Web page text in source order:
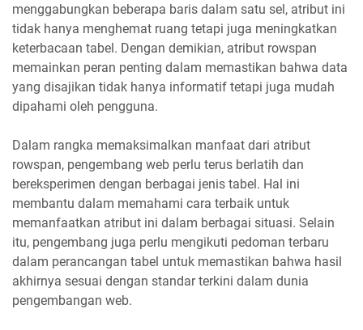
menggabungkan beberapa baris dalam satu sel, atribut ini
tidak hanya menghemat ruang tetapi juga meningkatkan
keterbacaan tabel. Dengan demikian, atribut rowspan
memainkan peran penting dalam memastikan bahwa data
yang disajikan tidak hanya informatif tetapi juga mudah
dipahami oleh pengguna.
Dalam rangka memaksimalkan manfaat dari atribut
rowspan, pengembang web perlu terus berlatih dan
bereksperimen dengan berbagai jenis tabel. Hal ini
membantu dalam memahami cara terbaik untuk
memanfaatkan atribut ini dalam berbagai situasi. Selain
itu, pengembang juga perlu mengikuti pedoman terbaru
dalam perancangan tabel untuk memastikan bahwa hasil
akhirnya sesuai dengan standar terkini dalam dunia
pengembangan web.